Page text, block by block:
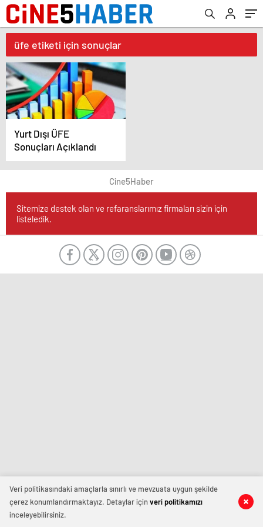
üfe etiketi için sonuçlar
Yurt Dışı ÜFE
Sonuçları Açıklandı
Cine5Haber
Sitemize destek olan ve refaranslarımız firmaları sizin için
listeledik.
Veri politikasındaki amaçlarla sınırlı ve mevzuata uygun şekilde
çerez konumlandırmaktayız. Detaylar içinveri politikamızı
inceleyebilirsiniz.